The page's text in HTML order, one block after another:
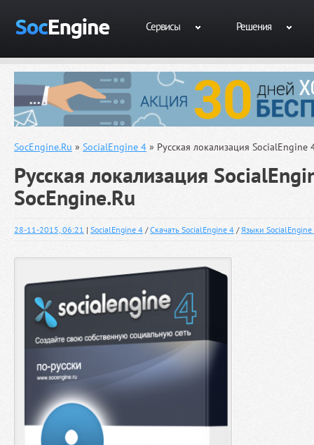
Сервисы Решения
SocEngine.Ru » SocialEngine 4 » Русская локализация SocialEngine
Русская локализация
SocEngine.Ru
28-11-2015, 06:21 | SocialEngine 4 /Скачать SocialEngine 4 /Языки SocialEngine